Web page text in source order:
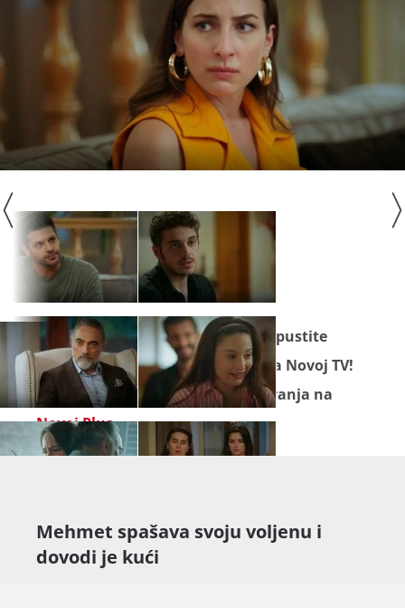
Seriju "Oproštajno pismo" ne propustite
pratiti od ponedjeljka do petka na Novoj TV!
Nove epizode gledajte prije emitiranja na
Novoj Plus.
Mehmet spašava svoju voljenu i
dovodi je kući